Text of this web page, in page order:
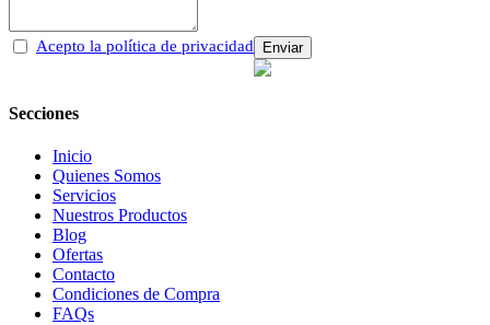
Acepto la política de privacidad
Secciones
Inicio
Quienes Somos
Servicios
Nuestros Productos
Blog
Ofertas
Contacto
Condiciones de Compra
FAQs